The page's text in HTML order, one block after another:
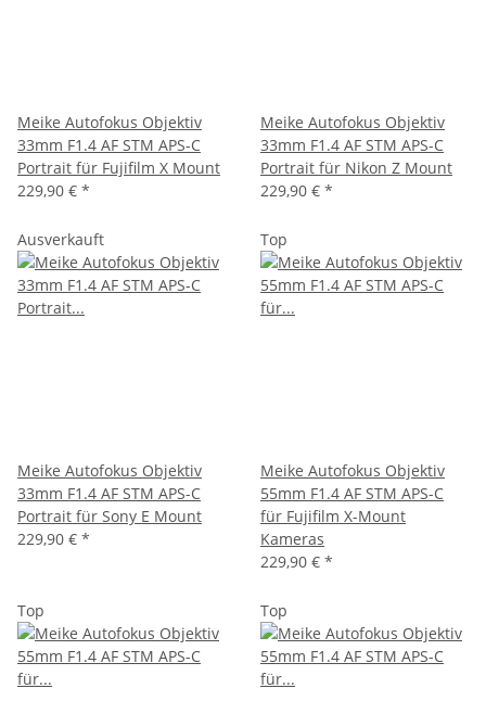
Meike Autofokus Objektiv
33mm F1.4 AF STM APS-C
Portrait für Fujifilm X Mount
229,90 € *
Meike Autofokus Objektiv
33mm F1.4 AF STM APS-C
Portrait für Nikon Z Mount
229,90 € *
Ausverkauft
Meike Autofokus Objektiv
33mm F1.4 AF STM APS-C
Portrait für Sony E Mount
229,90 € *
Top
Meike Autofokus Objektiv
55mm F1.4 AF STM APS-C
für Fujifilm X-Mount
Kameras
229,90 € *
Top Top